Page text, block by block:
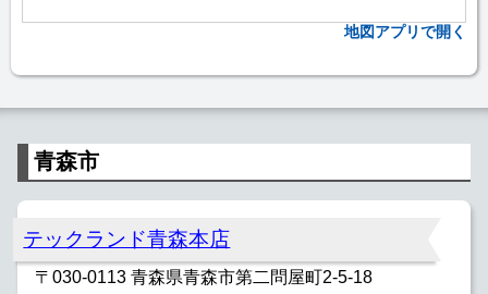
地図アプリで開く
青森市
テックランド青森本店
〒030-0113 青森県青森市第二問屋町2-5-18